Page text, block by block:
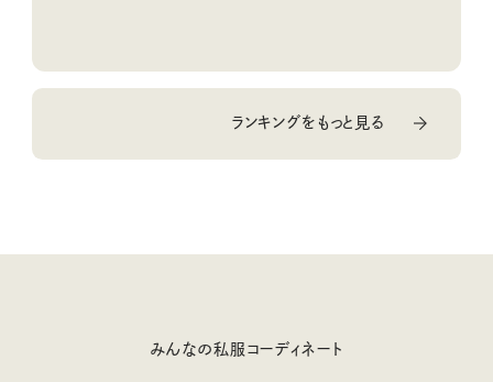
ランキングをもっと見る
みんなの私服コーディネート